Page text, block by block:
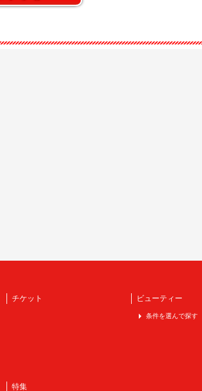
チケット ビューティー
条件を選んで探す
特集